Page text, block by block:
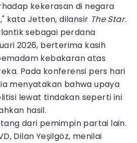
kekerasan di negara
kata Jetten, dilansir The Star.
sebagai perdana
2026, berterima kasih
kebakaran atas
Pada konferensi pers hari
menyatakan bahwa upaya
lewat tindakan seperti ini
hasil.
dari pemimpin partai lain.
Dilan Yeşilgöz, menilai